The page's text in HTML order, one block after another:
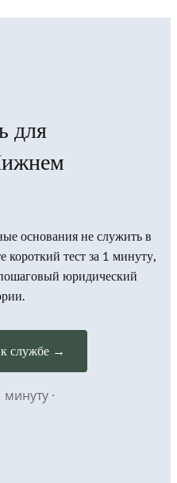
для
основания не служить в
тест за 1 минуту,
юридический
к службе →
·